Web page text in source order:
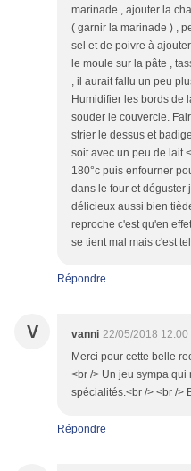
marinade , ajouter la
( garnir la marinade ) ,
sel et de poivre à
le moule sur la pâte ,
, il aurait fallu un peu
Humidifier les bords de
souder le couvercle.
strier le dessus et
soit avec un peu de
180°c puis enfourner
dans le four et déguster
délicieux aussi bien
reproche c'est qu'en
se tient mal mais c'est
Répondre
V vanni 22/05/2018 12:00
Merci pour cette belle
<br /> Un jeu sympa
spécialités.<br /> <br />
Répondre